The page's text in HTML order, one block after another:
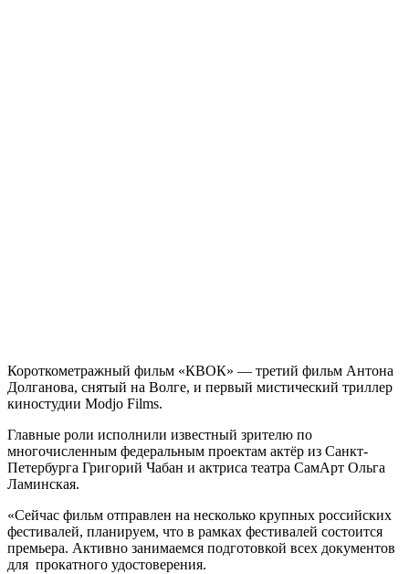
Короткометражный фильм «КВОК» — третий фильм Антона
Долганова, снятый на Волге, и первый мистический триллер
киностудии Modjo Films.
Главные роли исполнили известный зрителю по
многочисленным федеральным проектам актёр из Санкт-
Петербурга Григорий Чабан и актриса театра СамАрт Ольга
Ламинская.
«Сейчас фильм отправлен на несколько крупных российских
фестивалей, планируем, что в рамках фестивалей состоится
премьера. Активно занимаемся подготовкой всех документов
для прокатного удостоверения.